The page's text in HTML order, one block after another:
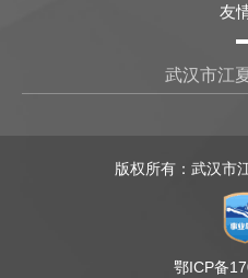
友
武汉市江
版权所有：武汉市
鄂ICP备